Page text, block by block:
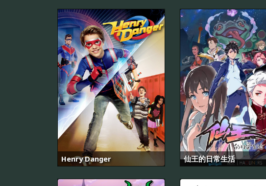
Henry Danger 仙王的日常生活